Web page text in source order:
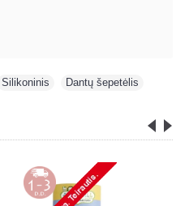
Silikoninis Dantų šepetėlis